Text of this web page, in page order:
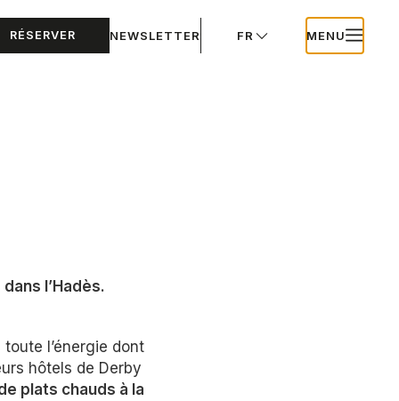
RÉSERVER NEWSLETTER FR MENU
l’Hadès.
l’énergie dont
hôtels de Derby
plats chauds à la